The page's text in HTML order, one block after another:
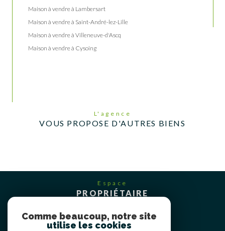
Maison à vendre à Lambersart
Maison à vendre à Saint-André-lez-Lille
Maison à vendre à Villeneuve-d'Ascq
Maison à vendre à Cysoing
L'agence
VOUS PROPOSE D'AUTRES BIENS
Espace
PROPRIÉTAIRE
Comme beaucoup, notre site
utilise les cookies